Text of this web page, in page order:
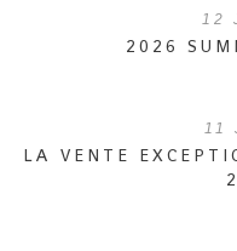
12
2026
11
LA VENTE